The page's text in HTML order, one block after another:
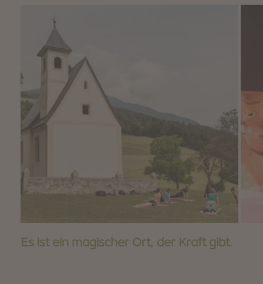
Es ist ein magischer Ort, der Kraft gibt.